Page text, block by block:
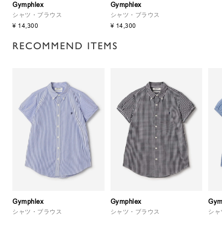
Gymphlex
シャツ・ブラウス
¥ 14,300
Gymphlex
シャツ・ブラウス
¥ 14,300
RECOMMEND ITEMS
Gymphlex
シャツ・ブラウス
Gymphlex
シャツ・ブラウス シ